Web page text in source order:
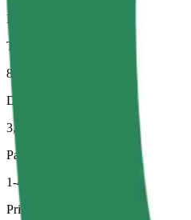
Des voitures plus grandes avec plus
Temps de trajet estimé
8 min
Distance estimée
3,1 km
Passagers
1-4
Prix estimé